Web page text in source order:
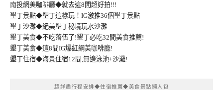
南投網美咖啡廳◆就去這8間超好拍!!!
墾丁景點◆墾丁這樣玩！IG激推36個墾丁景點
墾丁沙灘◆絕美墾丁秘境玩水沙灘
墾丁美食◆不吃落伍了!墾丁必吃32間美食推薦!
墾丁美食◆這8間IG爆紅網美咖啡廳!
墾丁住宿◆海景住宿12間,無邊泳池+沙灘!
超詳盡行程安排◆住宿推薦◆美食景點懶人包